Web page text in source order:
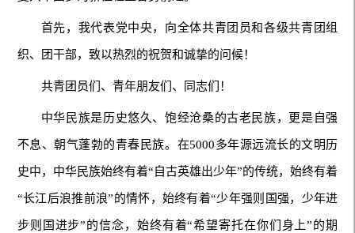
首先，我代表党中央，向全体共青团员和各级共青团组
织、团干部，致以热烈的祝贺和诚挚的问候！
共青团员们、青年朋友们、同志们！
中华民族是历史悠久、饱经沧桑的古老民族，更是自强
不息、朝气蓬勃的青春民族。在5000多年源远流长的文明历
史中，中华民族始终有着“自古英雄出少年”的传统，始终有着
“长江后浪推前浪”的情怀，始终有着“少年强则国强，少年进
步则国进步”的信念，始终有着“希望寄托在你们身上”的期